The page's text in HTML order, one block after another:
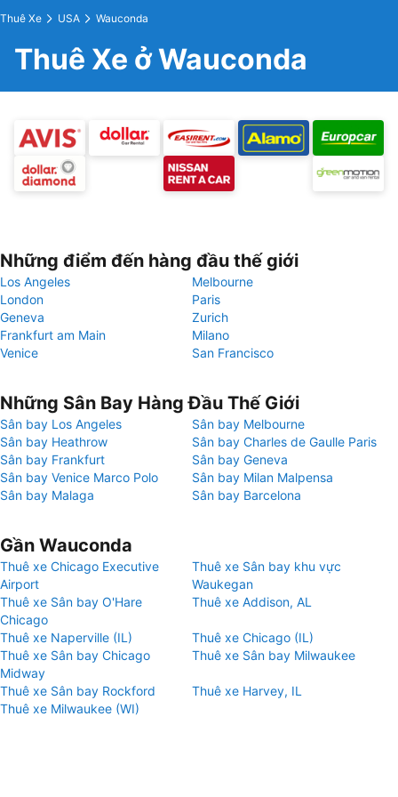
Thuê Xe USA Wauconda
Thuê Xe ở Wauconda
Những điểm đến hàng đầu thế giới
Los Angeles
Melbourne
London
Paris
Geneva
Zurich
Frankfurt am Main
Milano
Venice
San Francisco
Những Sân Bay Hàng Đầu Thế Giới
Sân bay Los Angeles
Sân bay Melbourne
Sân bay Heathrow
Sân bay Charles de Gaulle Paris
Sân bay Frankfurt
Sân bay Geneva
Sân bay Venice Marco Polo
Sân bay Milan Malpensa
Sân bay Malaga
Sân bay Barcelona
Gần Wauconda
Thuê xe Chicago Executive
Airport
Thuê xe Sân bay khu vực
Waukegan
Thuê xe Sân bay O'Hare
Chicago
Thuê xe Addison, AL
Thuê xe Naperville (IL)
Thuê xe Chicago (IL)
Thuê xe Sân bay Chicago
Midway
Thuê xe Sân bay Milwaukee
Thuê xe Sân bay Rockford
Thuê xe Harvey, IL
Thuê xe Milwaukee (WI)